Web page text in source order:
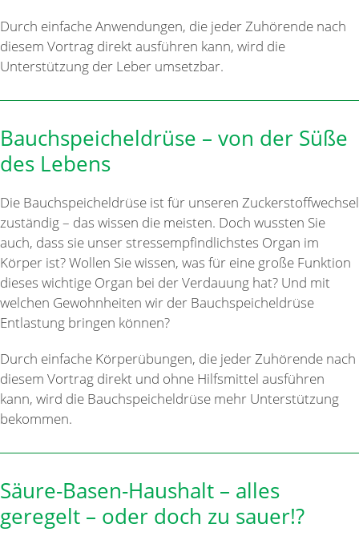
Durch einfache Anwendungen, die jeder Zuhörende nach
diesem Vortrag direkt ausführen kann, wird die
Unterstützung der Leber umsetzbar.
Bauchspeicheldrüse – von der Süße
des Lebens
Die Bauchspeicheldrüse ist für unseren Zuckerstoffwechsel
zuständig – das wissen die meisten. Doch wussten Sie
auch, dass sie unser stressempfindlichstes Organ im
Körper ist? Wollen Sie wissen, was für eine große Funktion
dieses wichtige Organ bei der Verdauung hat? Und mit
welchen Gewohnheiten wir der Bauchspeicheldrüse
Entlastung bringen können?
Durch einfache Körperübungen, die jeder Zuhörende nach
diesem Vortrag direkt und ohne Hilfsmittel ausführen
kann, wird die Bauchspeicheldrüse mehr Unterstützung
bekommen.
Säure-Basen-Haushalt – alles
geregelt – oder doch zu sauer!?